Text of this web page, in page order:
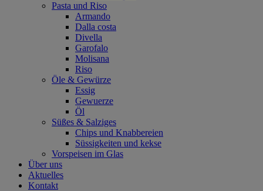
Pasta und Riso
Armando
Dalla costa
Divella
Garofalo
Molisana
Riso
Öle & Gewürze
Essig
Gewuerze
Öl
Süßes & Salziges
Chips und Knabbereien
Süssigkeiten und kekse
Vorspeisen im Glas
Über uns
Aktuelles
Kontakt